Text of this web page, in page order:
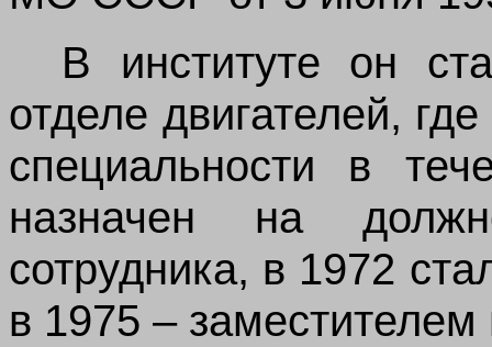
В институте он
отделе двигателей,
специальности в
назначен на
сотрудника, в 1972
в 1975 –